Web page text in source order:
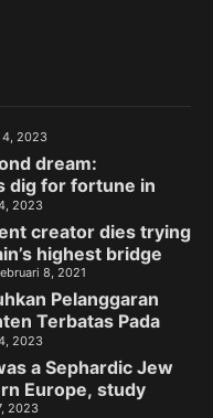
4, 2023
dream:
dig for fortune in
2023
creator dies trying
highest bridge
8, 2021
Pelanggaran
Terbatas Pada
2023
a Sephardic Jew
Europe, study
2023